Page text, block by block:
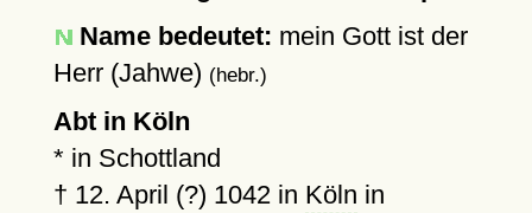
Name bedeutet: mein Gott ist der
Herr (Jahwe) (hebr.)
Abt in Köln
* in Schottland
† 12. April (?) 1042in Köln in